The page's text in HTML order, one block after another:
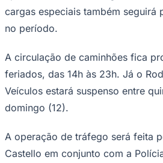
Corinthians
cargas especiais também seguirá
no período.
A circulação de caminhões fica
feriados, das 14h às 23h. Já o
Veículos estará suspenso entre
domingo (12).
A operação de tráfego será feita
Castello em conjunto com a